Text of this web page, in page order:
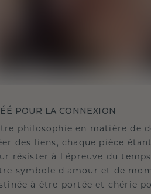
POUR LA CONNEXION
philosophie en matière de
des liens, chaque pièce
résister à l'épreuve du
symbole d'amour et de
à être portée et chérie